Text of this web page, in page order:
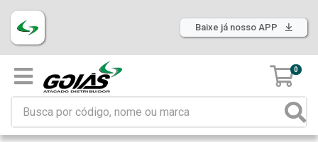
Baixe já nosso APP
0